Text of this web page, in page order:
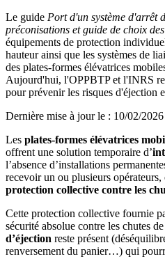
Le guide Port d'un système d'arrêt
préconisations et guide de choix
équipements de protection
hauteur ainsi que les systèmes de
des plates-formes élévatrices
Aujourd'hui, l'OPPBTP et l'INRS
pour prévenir les risques d'éjection
Dernière mise à jour le : 10/02/2026
Les plates-formes élévatrices
offrent une solution temporaire d’
l’absence d’installations
recevoir un ou plusieurs opérateurs,
protection collective contre les
Cette protection collective fournie
sécurité absolue contre les chutes
d’éjection reste présent
renversement du panier…) qui